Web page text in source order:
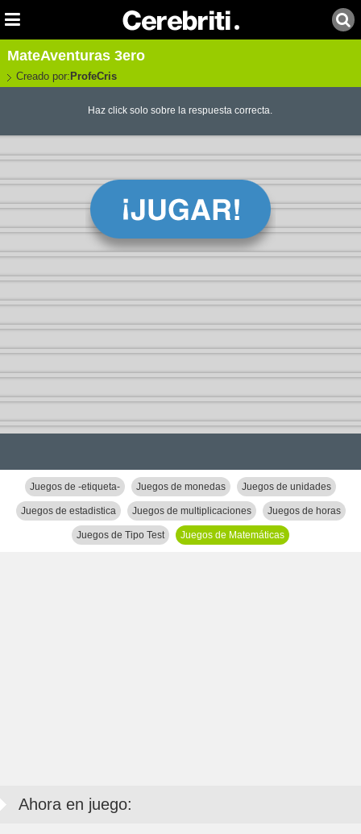
MateAventuras 3ero
Creado por: ProfeCris
Haz click solo sobre la respuesta correcta.
Juegos de -etiqueta- Juegos de monedas Juegos de unidades
Juegos de estadistica Juegos de multiplicaciones Juegos de horas
Juegos de Tipo Test Juegos de Matemáticas
Ahora en juego: